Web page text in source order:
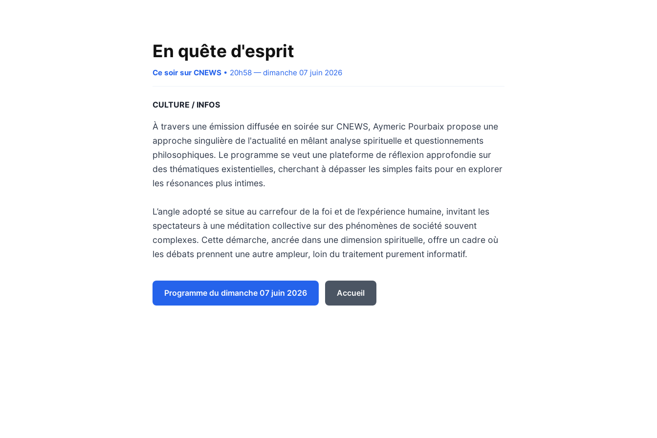
En quête d'esprit
Ce soir sur CNEWS • 20h58 — dimanche 07 juin 2026
CULTURE / INFOS
À travers une émission diffusée en soirée sur CNEWS, Aymeric Pourbaix propose une
approche singulière de l'actualité en mêlant analyse spirituelle et questionnements
philosophiques. Le programme se veut une plateforme de réflexion approfondie sur
des thématiques existentielles, cherchant à dépasser les simples faits pour en explorer
les résonances plus intimes.
L’angle adopté se situe au carrefour de la foi et de l’expérience humaine, invitant les
spectateurs à une méditation collective sur des phénomènes de société souvent
complexes. Cette démarche, ancrée dans une dimension spirituelle, offre un cadre où
les débats prennent une autre ampleur, loin du traitement purement informatif.
Programme du dimanche 07 juin 2026 Accueil